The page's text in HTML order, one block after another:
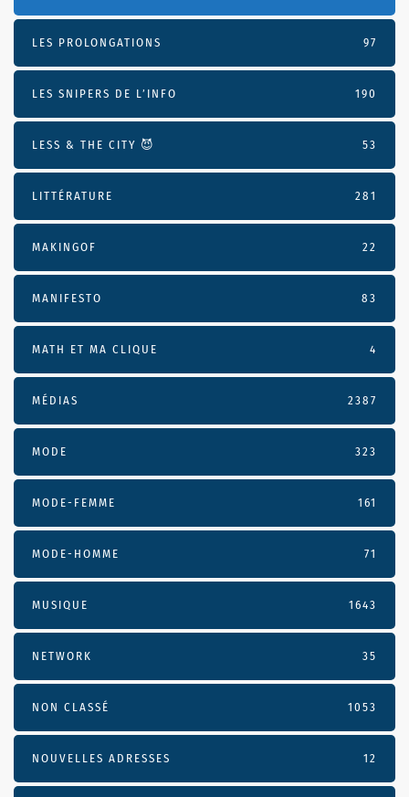
LES PROLONGATIONS 97
LES SNIPERS DE L’INFO 190
LESS & THE CITY 😈 53
LITTÉRATURE 281
MAKINGOF 22
MANIFESTO 83
MATH ET MA CLIQUE 4
MÉDIAS 2387
MODE 323
MODE-FEMME 161
MODE-HOMME 71
MUSIQUE 1643
NETWORK 35
NON CLASSÉ 1053
NOUVELLES ADRESSES 12